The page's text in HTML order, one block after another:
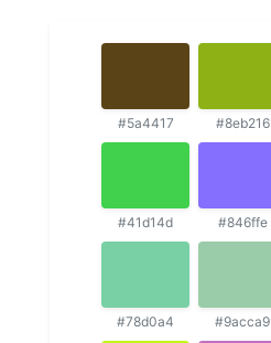
#5a4417 #8eb216
#41d14d #846ffe
#78d0a4 #9acca9